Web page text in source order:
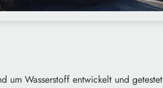
um Wasserstoff entwickelt und getestet